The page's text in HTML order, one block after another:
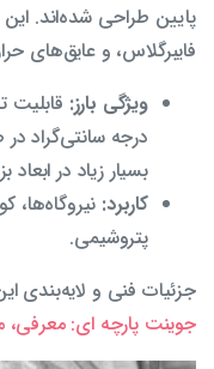
پایین طراحی شده‌اند. این
فایبرگلاس، و عایق‌های
ویژگی بارز:
درجه سانتی‌گراد
بسیار زیاد در ابعاد
کاربرد:
پتروشیمی.
جزئیات فنی و لایه‌بندی
جوینت پارچه ای: معرفی،